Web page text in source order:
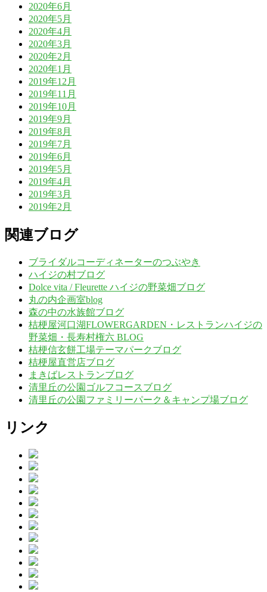
2020年6月
2020年5月
2020年4月
2020年3月
2020年2月
2020年1月
2019年12月
2019年11月
2019年10月
2019年9月
2019年8月
2019年7月
2019年6月
2019年5月
2019年4月
2019年3月
2019年2月
関連ブログ
ブライダルコーディネーターのつぶやき
ハイジの村ブログ
Dolce vita / Fleurette ハイジの野菜畑ブログ
丸の内企画室blog
森の中の水族館ブログ
桔梗屋河口湖FLOWERGARDEN・レストランハイジの
野菜畑・長寿村権六 BLOG
桔梗信玄餅工場テーマパークブログ
桔梗屋直営店ブログ
まきばレストランブログ
清里丘の公園ゴルフコースブログ
清里丘の公園ファミリーパーク＆キャンプ場ブログ
リンク